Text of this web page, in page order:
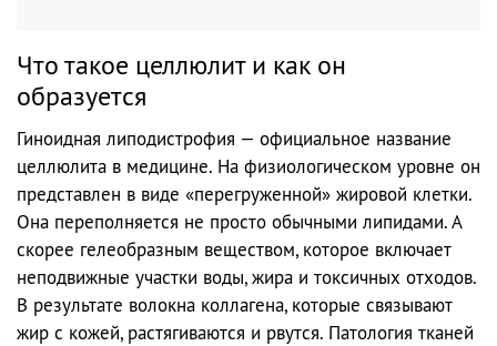
Что такое целлюлит и как он
образуется
Гиноидная липодистрофия — официальное название
целлюлита в медицине. На физиологическом уровне он
представлен в виде «перегруженной» жировой клетки.
Она переполняется не просто обычными липидами. А
скорее гелеобразным веществом, которое включает
неподвижные участки воды, жира и токсичных отходов.
В результате волокна коллагена, которые связывают
жир с кожей, растягиваются и рвутся. Патология тканей